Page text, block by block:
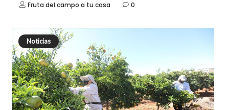
Fruta del campo a tu casa 0
Noticias